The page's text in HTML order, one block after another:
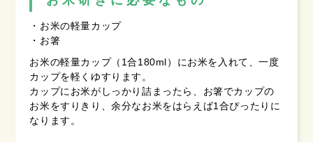
・お米の軽量カップ
・お箸
お米の軽量カップ（1合180ml）にお米を入れて、一度
カップを軽くゆすります。
カップにお米がしっかり詰まったら、お箸でカップの
お米をすりきり、余分なお米をはらえば1合ぴったりに
なります。